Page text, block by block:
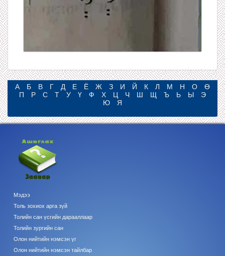
А Б В Г Д Е Ё Ж З И Й К Л М Н О
Ө
П
Р С Т У Ү Ф Х Ц Ч Ш Щ Ъ Ь Ы
Э
Ю
Я
Мэдээ
Толь зохиох арга зүй
Толийн сан үсгийн дарааллаар
Толийн зургийн сан
Олон нийтийн нэмсэн үг
Олон нийтийн нэмсэн тайлбар